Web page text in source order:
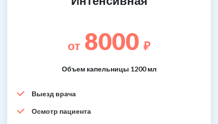
от 8000 ₽
Объем капельницы 1200 мл
Выезд врача
Осмотр пациента